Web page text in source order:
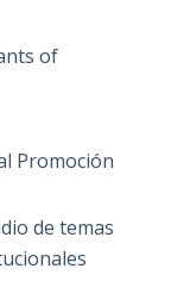
of
Promoción
de temas